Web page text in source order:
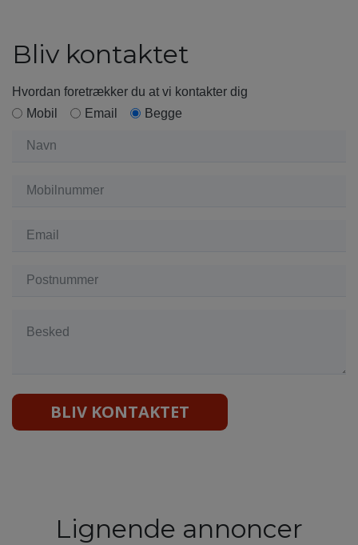
Bliv kontaktet
Hvordan foretrækker du at vi kontakter dig
Mobil
Email Begge
BLIV KONTAKTET
Lignende annoncer